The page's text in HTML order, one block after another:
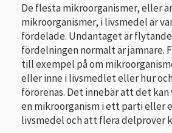
De flesta mikroorganismer, eller
mikroorganismer, i livsmedel är
fördelade. Undantaget är
fördelningen normalt är jämnare.
till exempel på om
eller inne i livsmedlet eller hur
förorenas. Det innebär att det
en mikroorganism i ett parti eller
livsmedel och att flera delprover